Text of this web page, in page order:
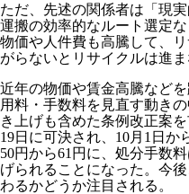
ただ、先述の関係者は「現
運搬の効率的なルート選定
物価や人件費も高騰して、
がらないとリサイクルは進ま
近年の物価や賃金高騰など
用料・手数料を見直す動き
き上げも含めた条例改正案
19日に可決され、10月1日か
50円から61円に、処分手数
げられることになった。今
わるかどうか注目される。